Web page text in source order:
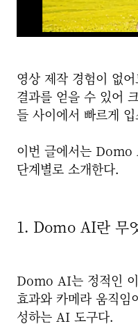
영상 제작 경험이 없
결과를 얻을 수 있어
들 사이에서 빠르게
이번 글에서는 Domo
단계별로 소개한다.
1. Domo AI란 무
Domo AI는 정적인
효과와 카메라 움직임
성하는 AI 도구다.